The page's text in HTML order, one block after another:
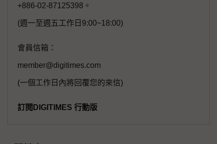
+886-02-87125398。
(週一至週五工作日9:00~18:00)
會員信箱：
member@digitimes.com
(一個工作日內將回覆您的來信)
訂閱DIGITIMES 行動版